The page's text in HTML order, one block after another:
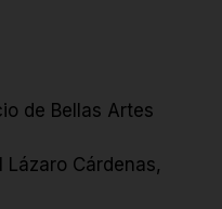
de Bellas Artes
Cárdenas,